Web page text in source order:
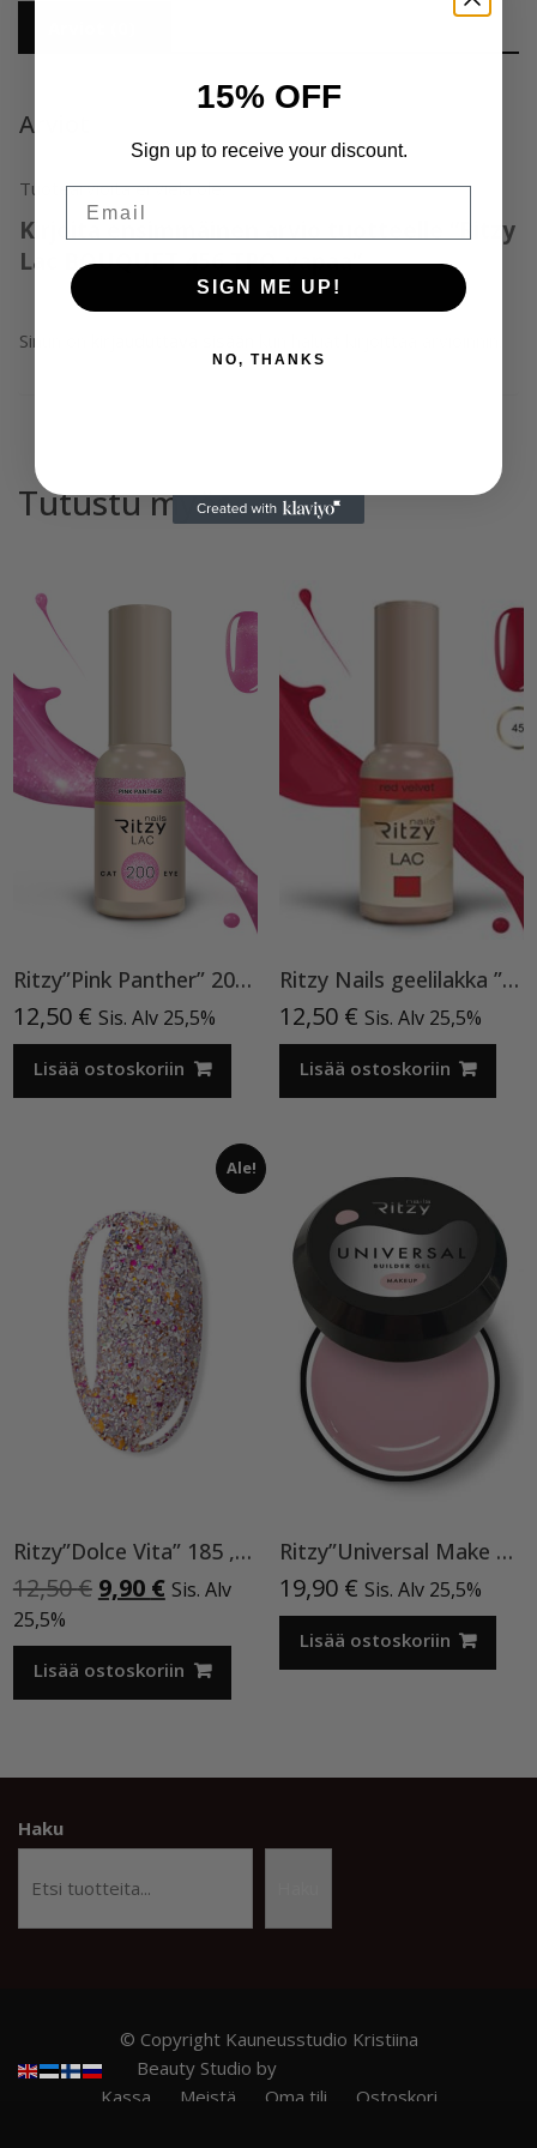
Arviot
Tuotearvioita ei vielä ole.
Kirjoita ensimmäinen arvio tuotteelle “Ritzy
Lac BOUQUET 456 TPO-vapaa”
Sinun on
Tutustu myös
Ritzy”Pink Panther” 200, Cat Eye
12,50 € Sis. Alv 25,5%
Lisää ostoskoriin
Ritzy Nails geelilakka ”Red Velvet” 45 TPO vapaa, 9 ml
12,50 € Sis. Alv 25,5%
Lisää ostoskoriin
Ale!
Ritzy”Dolce Vita” 185 ,9ml TPO vapaa
12,50€ Alkuperäinen
oli:
12,50 €.
9,90 €Nykyinen
on:
9,90 €.
Sis. Alv
25,5%
Lisää ostoskoriin
Ritzy”Universal Make Up”15ml, rakennegeeli TPO vapaa
19,90 € Sis. Alv 25,5%
Lisää ostoskoriin
Haku
© Copyright Kauneusstudio Kristiina
Beauty Studio by
Kassa
Meistä Oma tili
Ostoskori
15% OFF
Sign up to receive your discount.
SIGN ME UP!
NO, THANKS